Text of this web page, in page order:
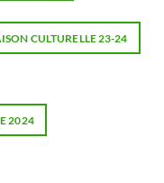
SAISON CULTURELLE 23-24
2024